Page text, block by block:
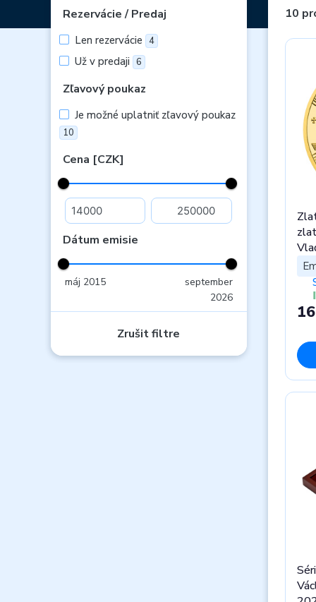
Rezervácie / Predaj
Len rezervácie 4
Už v predaji 6
Zľavový poukaz
Je možné uplatniť zľavový poukaz
10
Cena [CZK]
Dátum emisie
máj 2015
september
2026
Zrušit filtre
10